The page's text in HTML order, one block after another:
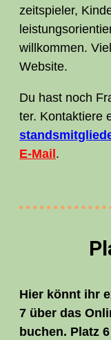
zeit­spie­ler,
will­kom­men.
Website.
Du hast noch
ter. Kon­tak­tie­re
E‑Mail .
Hier könnt ihr
7 über das
buchen. Platz